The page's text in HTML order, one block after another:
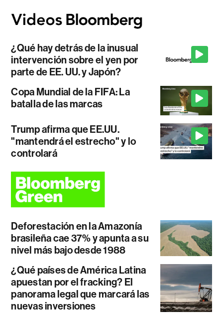
¿Qué hay detrás de la inusual
intervención sobre el yen por
parte de EE. UU. y Japón?
Copa Mundial de la FIFA: La
batalla de las marcas
Trump afirma que EE.UU.
"mantendrá el estrecho" y lo
controlará
Deforestación en la Amazonía
brasileña cae 37% y apunta a su
nivel más bajo desde 1988
¿Qué países de América Latina
apuestan por el fracking? El
panorama legal que marcará las
nuevas inversiones